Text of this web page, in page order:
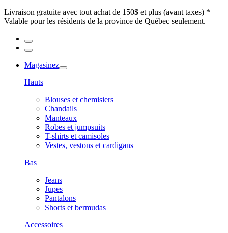
Livraison gratuite avec tout achat de 150$ et plus (avant taxes) *
Valable pour les résidents de la province de Québec seulement.
Magasinez
Hauts
Blouses et chemisiers
Chandails
Manteaux
Robes et jumpsuits
T-shirts et camisoles
Vestes, vestons et cardigans
Bas
Jeans
Jupes
Pantalons
Shorts et bermudas
Accessoires